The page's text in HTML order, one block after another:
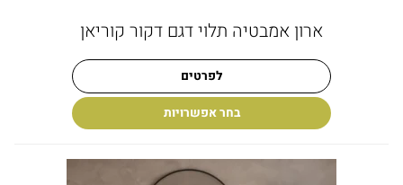
ארון אמבטיה תלוי דגם דקור קוריאן
לפרטים
בחר אפשרויות